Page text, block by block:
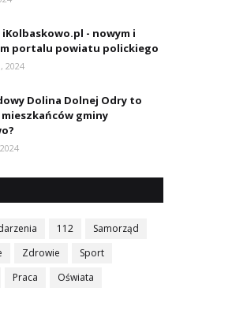
- nowym i
portalu powiatu polickiego
2024
Dolina Dolnej Odry to
gminy
112
Samorząd
Zdrowie
Sport
Praca
Oświata